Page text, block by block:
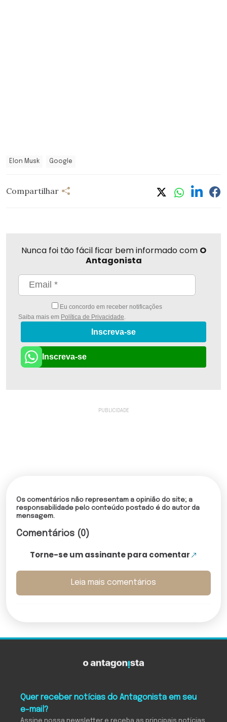
Elon Musk Google
Compartilhar
Nunca foi tão fácil ficar bem informado com O
Antagonista
Eu concordo em receber notificações
Saiba mais em Política de Privacidade
Inscreva-se
Inscreva-se
Os comentários não representam a opinião do site; a
responsabilidade pelo conteúdo postado é do autor da
mensagem.
Comentários (0)
Torne-se um assinante para comentar
Leia mais comentários
Quer receber notícias do Antagonista em seu
e-mail?
Assine nossa newsletter e receba as principais notícias